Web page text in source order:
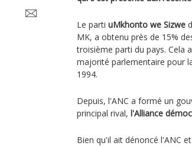
Le parti uMkhonto we Sizwe
MK, a obtenu près de 15%
troisième parti du pays. Cela
majorité parlementaire pour
1994.
Depuis, l'ANC a formé un
principal rival, l'Alliance
Bien qu'il ait dénoncé l'ANC